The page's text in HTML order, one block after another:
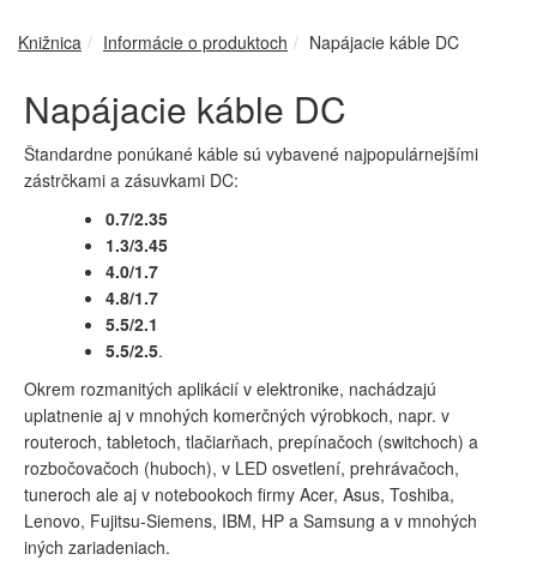
Knižnica Informácie o produktoch Napájacie káble DC
Napájacie káble DC
Štandardne ponúkané káble sú vybavené najpopulárnejšími
zástrčkami a zásuvkami DC:
0.7/2.35
1.3/3.45
4.0/1.7
4.8/1.7
5.5/2.1
5.5/2.5.
Okrem rozmanitých aplikácií v elektronike, nachádzajú
uplatnenie aj v mnohých komerčných výrobkoch, napr. v
routeroch, tabletoch, tlačiarňach, prepínačoch (switchoch) a
rozbočovačoch (huboch), v LED osvetlení, prehrávačoch,
tuneroch ale aj v notebookoch firmy Acer, Asus, Toshiba,
Lenovo, Fujitsu-Siemens, IBM, HP a Samsung a v mnohých
iných zariadeniach.